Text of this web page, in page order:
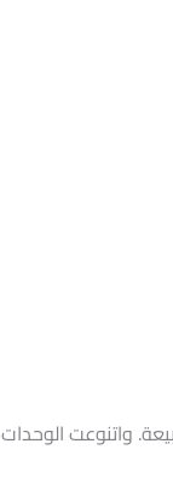
واتنوعت الوحدات